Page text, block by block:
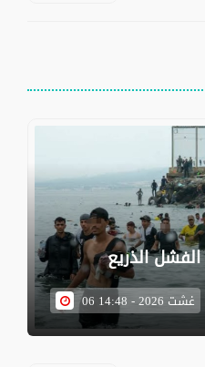
الفشل الذريع
06 غشت 2026 - 14:48